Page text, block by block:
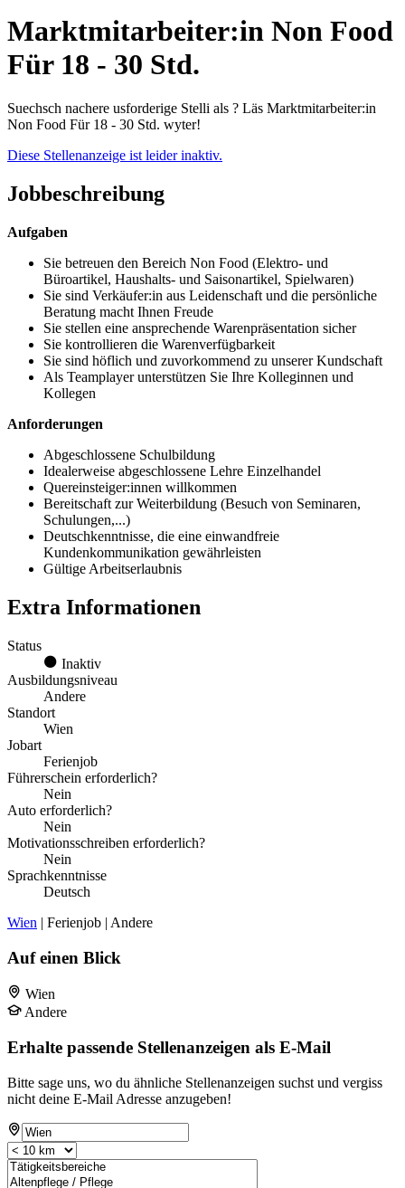
Marktmitarbeiter:in Non Food
Für 18 - 30 Std.
Suechsch nachere usforderige Stelli als ? Läs Marktmitarbeiter:in
Non Food Für 18 - 30 Std. wyter!
Diese Stellenanzeige ist leider inaktiv.
Jobbeschreibung
Aufgaben
Sie betreuen den Bereich Non Food (Elektro- und
Büroartikel, Haushalts- und Saisonartikel, Spielwaren)
Sie sind Verkäufer:in aus Leidenschaft und die persönliche
Beratung macht Ihnen Freude
Sie stellen eine ansprechende Warenpräsentation sicher
Sie kontrollieren die Warenverfügbarkeit
Sie sind höflich und zuvorkommend zu unserer Kundschaft
Als Teamplayer unterstützen Sie Ihre Kolleginnen und
Kollegen
Anforderungen
Abgeschlossene Schulbildung
Idealerweise abgeschlossene Lehre Einzelhandel
Quereinsteiger:innen willkommen
Bereitschaft zur Weiterbildung (Besuch von Seminaren,
Schulungen,...)
Deutschkenntnisse, die eine einwandfreie
Kundenkommunikation gewährleisten
Gültige Arbeitserlaubnis
Extra Informationen
Status
Inaktiv
Ausbildungsniveau
Andere
Standort
Wien
Jobart
Ferienjob
Führerschein erforderlich?
Nein
Auto erforderlich?
Nein
Motivationsschreiben erforderlich?
Nein
Sprachkenntnisse
Deutsch
Wien | Ferienjob | Andere
Auf einen Blick
Wien
Andere
Erhalte passende Stellenanzeigen als E-Mail
Bitte sage uns, wo du ähnliche Stellenanzeigen suchst und vergiss
nicht deine E-Mail Adresse anzugeben!